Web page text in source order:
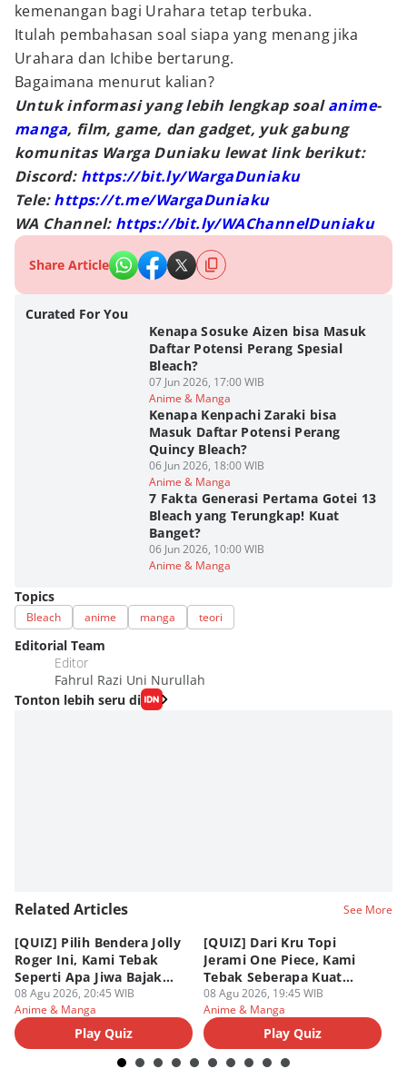
kemenangan bagi Urahara tetap terbuka.
Itulah pembahasan soal siapa yang menang jika
Urahara dan Ichibe bertarung.
Bagaimana menurut kalian?
Untuk informasi yang lebih lengkap soalanime-
manga, film, game, dan gadget, yuk gabung
komunitas Warga Duniaku lewat link berikut:
Discord: https://bit.ly/WargaDuniaku
Tele:https://t.me/WargaDuniaku
WA Channel: https://bit.ly/WAChannelDuniaku
Share Article
Curated For You
Kenapa Sosuke Aizen bisa Masuk
Daftar Potensi Perang Spesial
Bleach?
07 Jun 2026, 17:00 WIB
Anime & Manga
Kenapa Kenpachi Zaraki bisa
Masuk Daftar Potensi Perang
Quincy Bleach?
06 Jun 2026, 18:00 WIB
Anime & Manga
7 Fakta Generasi Pertama Gotei 13
Bleach yang Terungkap! Kuat
Banget?
06 Jun 2026, 10:00 WIB
Anime & Manga
Topics
Bleach anime manga teori
Editorial Team
Editor
Fahrul Razi Uni Nurullah
Tonton lebih seru di
Related Articles See More
[QUIZ] Pilih Bendera Jolly
Roger Ini, Kami Tebak
Seperti Apa Jiwa Bajak
Laut Dalam Dirimu
08 Agu 2026, 20:45 WIB
Anime & Manga
Play Quiz
[QUIZ] Dari Kru Topi
Jerami One Piece, Kami
Tebak Seberapa Kuat
Mentalmu
08 Agu 2026, 19:45 WIB
Anime & Manga
Play Quiz